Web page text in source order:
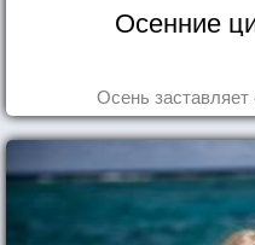
Осенние
Осень